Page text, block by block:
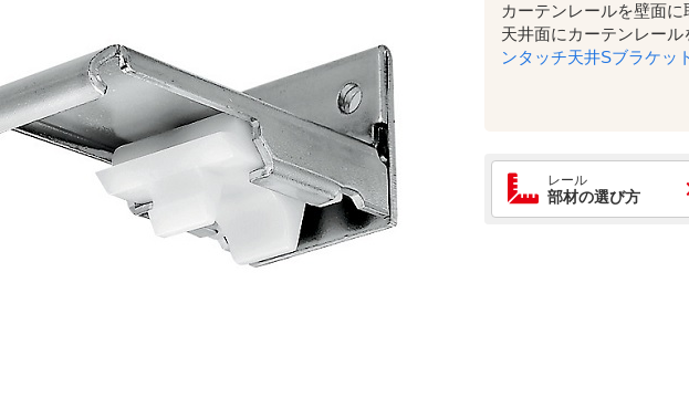
カーテンレールを壁面に
天井面にカーテンレール
ンタッチ天井Sブラケッ
レール
部材の選び方